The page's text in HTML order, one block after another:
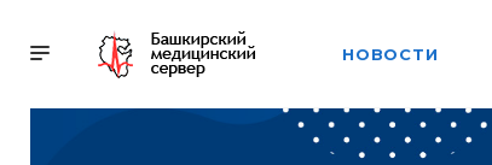
НОВОСТИ